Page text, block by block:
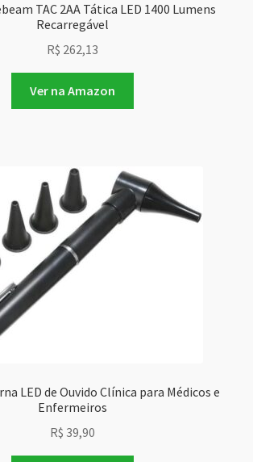
TAC 2AA Tática LED 1400 Lumens
Recarregável
R$ 262,13
Ver na Amazon
LED de Ouvido Clínica para Médicos e
Enfermeiros
R$ 39,90